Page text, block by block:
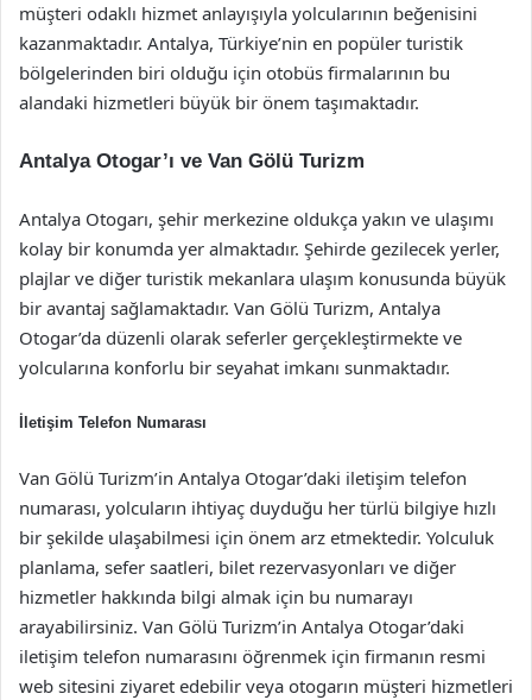
müşteri odaklı hizmet anlayışıyla yolcularının beğenisini
kazanmaktadır. Antalya, Türkiye’nin en popüler turistik
bölgelerinden biri olduğu için otobüs firmalarının bu
alandaki hizmetleri büyük bir önem taşımaktadır.
Antalya Otogar’ı ve Van Gölü Turizm
Antalya Otogarı, şehir merkezine oldukça yakın ve ulaşımı
kolay bir konumda yer almaktadır. Şehirde gezilecek yerler,
plajlar ve diğer turistik mekanlara ulaşım konusunda büyük
bir avantaj sağlamaktadır. Van Gölü Turizm, Antalya
Otogar’da düzenli olarak seferler gerçekleştirmekte ve
yolcularına konforlu bir seyahat imkanı sunmaktadır.
İletişim Telefon Numarası
Van Gölü Turizm’in Antalya Otogar’daki iletişim telefon
numarası, yolcuların ihtiyaç duyduğu her türlü bilgiye hızlı
bir şekilde ulaşabilmesi için önem arz etmektedir. Yolculuk
planlama, sefer saatleri, bilet rezervasyonları ve diğer
hizmetler hakkında bilgi almak için bu numarayı
arayabilirsiniz. Van Gölü Turizm’in Antalya Otogar’daki
iletişim telefon numarasını öğrenmek için firmanın resmi
web sitesini ziyaret edebilir veya otogarın müşteri hizmetleri